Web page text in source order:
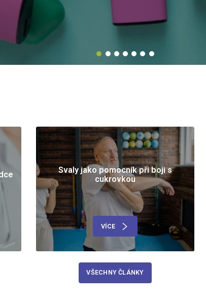
Svaly jako pomocník při boji s
cukrovkou
VÍCE
VŠECHNY ČLÁNKY